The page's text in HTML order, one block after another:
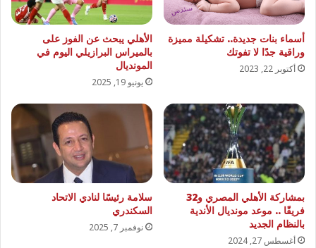
أسماء بنات جديدة.. تشكيلة مميزة
وراقية جدًا لا تفوتك
أكتوبر 22, 2023
الأهلي يبحث عن الفوز على
بالميراس البرازيلي اليوم في
المونديال
يونيو 19, 2025
بمشاركة الأهلي المصري و32
فريقًا .. موعد مونديال الأندية
بالنظام الجديد
أغسطس 27, 2024
سلامة رئيسًا لنادي الاتحاد
السكندري
نوفمبر 7, 2025